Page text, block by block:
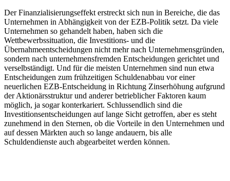
Der Finanzialisierungseffekt erstreckt sich nun in Bereiche, die das
Unternehmen in Abhängigkeit von der EZB-Politik setzt. Da viele
Unternehmen so gehandelt haben, haben sich die
Wettbewerbssituation, die Investitions- und die
Übernahmeentscheidungen nicht mehr nach Unternehmensgründen,
sondern nach unternehmensfremden Entscheidungen gerichtet und
verselbständigt. Und für die meisten Unternehmen sind nun etwa
Entscheidungen zum frühzeitigen Schuldenabbau vor einer
neuerlichen EZB-Entscheidung in Richtung Zinserhöhung aufgrund
der Aktionärsstruktur und anderer betrieblicher Faktoren kaum
möglich, ja sogar konterkariert. Schlussendlich sind die
Investitionsentscheidungen auf lange Sicht getroffen, aber es steht
zunehmend in den Sternen, ob die Vorteile in den Unternehmen und
auf dessen Märkten auch so lange andauern, bis alle
Schuldendienste auch abgearbeitet werden können.